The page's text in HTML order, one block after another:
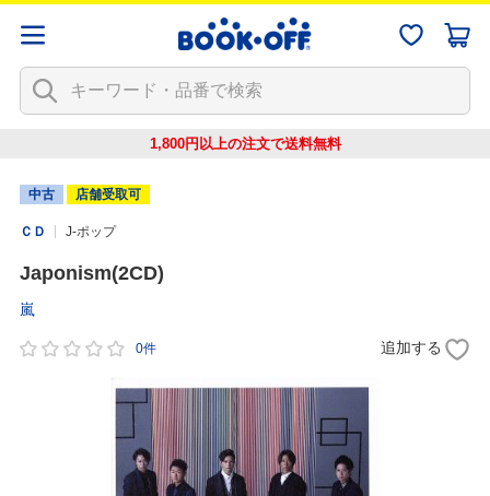
1,800円以上の注文で送料無料
中古 店舗受取可
ＣＤ J-ポップ
Japonism(2CD)
嵐
0件 追加する